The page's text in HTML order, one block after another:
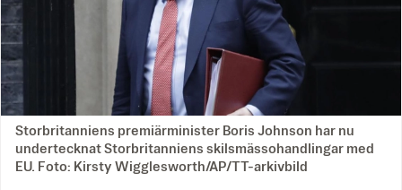
Storbritanniens premiärminister Boris Johnson har nu
undertecknat Storbritanniens skilsmässohandlingar med
EU. Foto: Kirsty Wigglesworth/AP/TT-arkivbild